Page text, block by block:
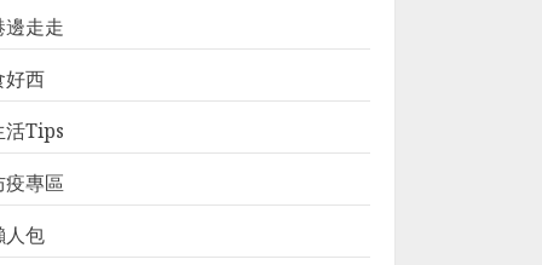
邊走走
好西
活Tips
疫專區
人包